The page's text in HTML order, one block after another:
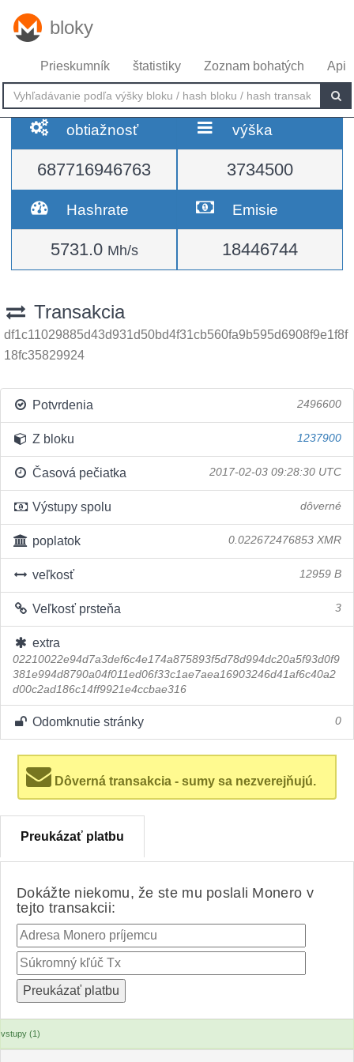
bloky
Prieskumník štatistiky Zoznam bohatých Api
obtiažnosť
687716946763
výška
3734500
Hashrate
5731.0 Mh/s
Emisie
18446744
Transakcia
df1c11029885d43d931d50bd4f31cb560fa9b595d6908f9e1f8f
18fc35829924
Potvrdenia 2496600
Z bloku 1237900
Časová pečiatka 2017-02-03 09:28:30 UTC
Výstupy spolu dôverné
poplatok 0.022672476853 XMR
veľkosť 12959 B
Veľkosť prsteňa 3
extra
02210022e94d7a3def6c4e174a875893f5d78d994dc20a5f93d0f9
381e994d8790a04f011ed06f33c1ae7aea16903246d41af6c40a2
d00c2ad186c14ff9921e4ccbae316
Odomknutie stránky 0
Dôverná transakcia - sumy sa nezverejňujú.
Preukázať platbu
Dokážte niekomu, že ste mu poslali Monero v
tejto transakcii:
vstupy (1)